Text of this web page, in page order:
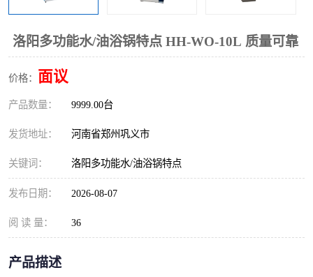
洛阳多功能水/油浴锅特点 HH-WO-10L 质量可靠
价格： 面议
产品数量： 9999.00台
发货地址： 河南省郑州巩义市
关键词： 洛阳多功能水/油浴锅特点
发布日期： 2026-08-07
阅 读 量： 36
产品描述